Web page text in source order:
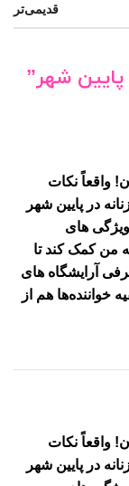
قدیمی‌تر
پایین شهر”
واقعاً نکات
در پایین شهر
های
من کمک کند تا
آرایشگاه های
خواننده‌ها هم از
واقعاً نکات
در پایین شهر